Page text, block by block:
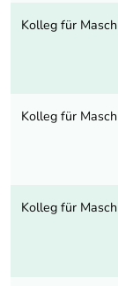
Kolleg für
Kolleg für
Kolleg für